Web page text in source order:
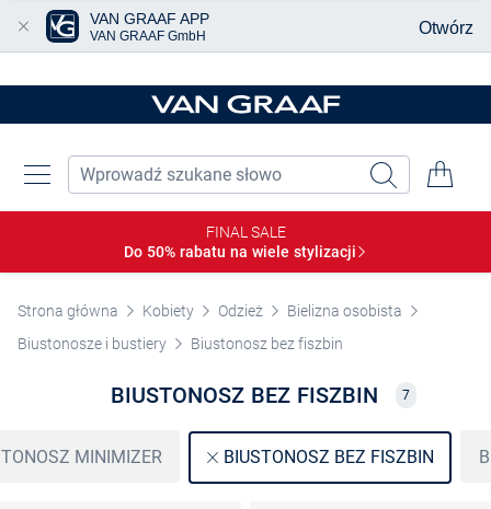
FINAL SALE
Do 50% rabatu na wiele stylizacji
Strona główna Kobiety Odzież
Bielizna osobista
Biustonosze i bustiery
Biustonosz bez fiszbin
BIUSTONOSZ BEZ FISZBIN 7
MINIMIZER BIUSTONOSZ BEZ FISZBIN
VAN GRAAF APP
VAN GRAAF GmbH Otwórz